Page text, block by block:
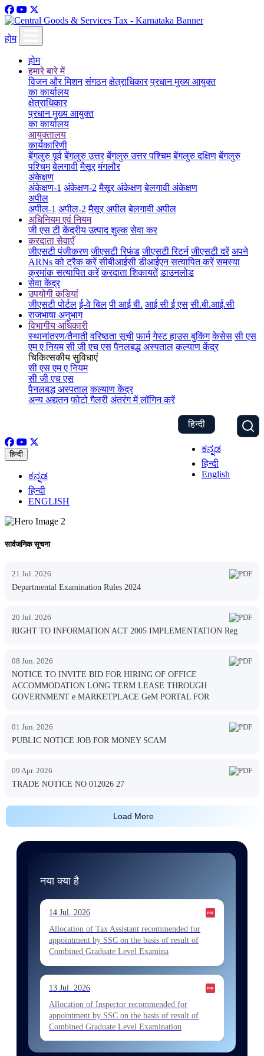
होम
होम
हमारे बारे में
विजन और मिशन संगठन क्षेत्राधिकार प्रधान मुख्य आयुक्त
का कार्यालय
क्षेत्राधिकार
प्रधान मुख्य आयुक्त
का कार्यालय
आयुक्तालय
कार्यकारिणी
बेंगलुरु पूर्व बेंगलुरु उत्तर बेंगलुरु उत्तर पश्चिम बेंगलुरु दक्षिण बेंगलुरु
पश्चिम बेलगावी मैसूर मंगलौर
अंकेक्षण
अंकेक्षण-1 अंकेक्षण-2 मैसूर अंकेक्षण बेलगावी अंकेक्षण
अपील
अपील-1 अपील-2 मैसूर अपील बेलगावी अपील
अधिनियम एवं नियम
जी एस टी केंद्रीय उत्पाद शुल्क सेवा कर
करदाता सेवाएँ
जीएसटी पंजीकरण जीएसटी रिफंड जीएसटी रिटर्न जीएसटी दरें अपने
ARNs को ट्रैक करें सीबीआईसी डीआईएन सत्यापित करें समस्या
क्रमांक सत्यापित करें करदाता शिकायतें डाउनलोड
सेवा केंद्र
उपयोगी कड़ियां
जीएसटी पोर्टल ई-वे बिल पी आई बी. आई सी ई एस सी.बी.आई.सी
राजभाषा अनुभाग
विभागीय अधिकारी
स्थानांतरण/तैनाती वरिष्ठता सूची फार्म गेस्ट हाउस बुकिंग केसेस सी एस
एम ए नियम सी जी एच एस पैनलबद्ध अस्पताल कल्याण केंद्र
चिकित्सकीय सुविधाएं
सी एस एम ए नियम
सी जी एच एस
पैनलबद्ध अस्पताल कल्याण केंद्र
अन्य अद्यतन फोटो गैलरी अंतरंग में लॉगिन करें
हिन्दी
ಕನ್ನಡ
हिन्दी
English
हिन्दी
ಕನ್ನಡ
हिन्दी
ENGLISH
सार्वजनिक सूचना
21 Jul. 2026
Departmental Examination Rules 2024
20 Jul. 2026
RIGHT TO INFORMATION ACT 2005 IMPLEMENTATION Reg
08 Jun. 2026
NOTICE TO INVITE BID FOR HIRING OF OFFICE
ACCOMMODATION LONG TERM LEASE THROUGH
GOVERNMENT e MARKETPLACE GeM PORTAL FOR
01 Jun. 2026
PUBLIC NOTICE JOB FOR MONEY SCAM
09 Apr. 2026
TRADE NOTICE NO 012026 27
Load More
नया क्या है
14 Jul. 2026
Allocation of Tax Assistant recommended for
appointment by SSC on the basis of result of
Combined Graduate Level Examina
13 Jul. 2026
Allocation of Inspector recommended for
appointment by SSC on the basis of result of
Combined Graduate Level Examination